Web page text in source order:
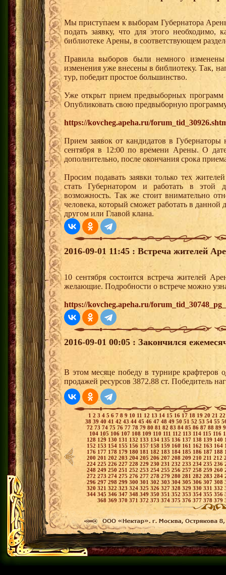
Мы приступаем к выборам Губернатора
подать заявку, что для этого необходимо,
библиотеке Арены, в соответствующем
Правила выборов были немного
изменения уже внесены в библиотеку. Так,
тур, победит простое большинство.
Уже открыт прием предвыборных
Опубликовать свою предвыборную
https://kovcheg.apeha.ru/
Прием заявок от кандидатов в Губернаторы
сентября в 12:00 по времени Арены. О дате
дополнительно, после окончания срока
Просим подавать заявки только тех
стать Губернатором и работать в
возможность. Так же стоит внимательно
человека, который сможет работать в
другом или Главой клана.
2016-09-01 11:45 : Встреча жителей
10 сентября состоится встреча жителей
желающие. Подробности о встрече можно
https://kovcheg.apeha.ru/
2016-09-01 00:05 : Закончился
В этом месяце победу в турнире крафтеров
продажей ресурсов 3872.88 ст. Победитель
1 2 3 4 5 6 7 8 9 10 11 12 13 14 15 16 17 18 19 20 21
38 39 40 41 42 43 44 45 46 47 48 49 50 51 52 53 54 55
72 73 74 75 76 77 78 79 80 81 82 83 84 85 86 87 88 89
104 105 106 107 108 109 110 111 112 113 114 115 116
128 129 130 131 132 133 134 135 136 137 138 139 140
152 153 154 155 156 157158 159 160 161 162 163 164
176 177 178 179 180 181 182 183 184 185 186 187 188
200 201 202 203 204 205 206 207 208 209 210 211 212
224 225 226 227 228 229 230 231 232 233 234 235 236
248 249 250 251 252 253 254 255 256 257 258 259 260
272 273 274 275 276 277 278 279 280 281 282 283 284
296 297 298 299 300 301 302 303 304 305306 307 308
320 321 322 323 324 325 326 327 328 329 330 331 332
344 345 346 347 348 349 350 351 352 353 354 355 356
368 369 370 371 372 373 374 375 376 377 378 379